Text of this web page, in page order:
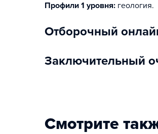
Профили 1 уровня: геология.
отборочный
заключительный
Смотрите